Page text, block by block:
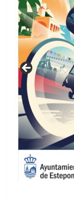
GUIA DE